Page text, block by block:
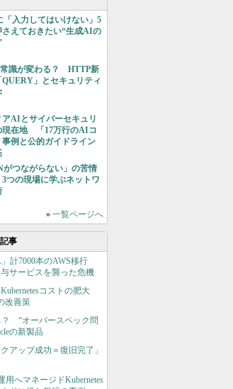
「入力してはいけない」5
えておきたい“生成AIの
識が変わる？ HTTP新
QUERY」とセキュリティ
アAIとサイバーセキュリ
現在地 「17万行のAIコ
事例と公的ガイドライン
がつながらない」の苦情
つの現場に学ぶネットワ
» 一覧ページへ
事
」計7000本のAWS移行
サービスを襲った危機
コストの肥大
改善策
“オーバースペック問
の新製品
アップ成功＝復旧完了」
用へマネージドKubernetes